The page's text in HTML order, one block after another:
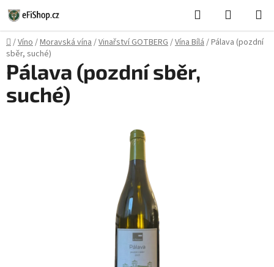
Přejít
na
obsah
Hledat
KOŠÍK
Domů
/Víno/Moravská vína/Vinařství GOTBERG/Vína Bílá/Pálava (pozdní
sběr, suché)
Pálava (pozdní sběr,
suché)